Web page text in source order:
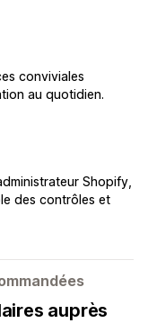
conviviales
au quotidien.
Shopify,
des contrôles et
auprès